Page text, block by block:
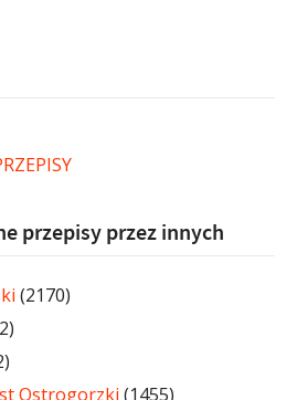
przepisy przez innych
(2170)
Ostrogorzki (1455)